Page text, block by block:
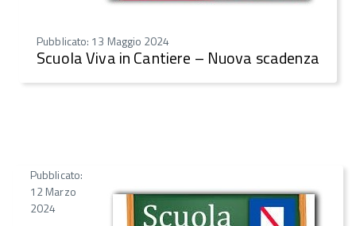
Pubblicato: 13 Maggio 2024
Scuola Viva in Cantiere – Nuova scadenza
Pubblicato:
12 Marzo
2024